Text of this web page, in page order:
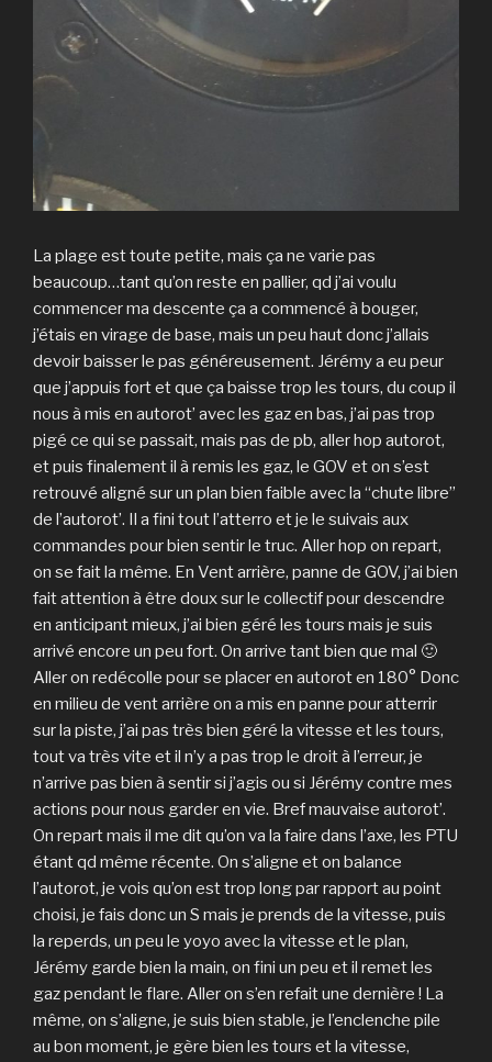
La plage est toute petite, mais ça ne varie pas
beaucoup…tant qu’on reste en pallier, qd j’ai voulu
commencer ma descente ça a commencé à bouger,
j’étais en virage de base, mais un peu haut donc j’allais
devoir baisser le pas généreusement. Jérémy a eu peur
que j’appuis fort et que ça baisse trop les tours, du coup il
nous à mis en autorot’ avec les gaz en bas, j’ai pas trop
pigé ce qui se passait, mais pas de pb, aller hop autorot,
et puis finalement il à remis les gaz, le GOV et on s’est
retrouvé aligné sur un plan bien faible avec la “chute libre”
de l’autorot’. Il a fini tout l’atterro et je le suivais aux
commandes pour bien sentir le truc. Aller hop on repart,
on se fait la même. En Vent arrière, panne de GOV, j’ai bien
fait attention à être doux sur le collectif pour descendre
en anticipant mieux, j’ai bien géré les tours mais je suis
arrivé encore un peu fort. On arrive tant bien que mal 🙂
Aller on redécolle pour se placer en autorot en 180° Donc
en milieu de vent arrière on a mis en panne pour atterrir
sur la piste, j’ai pas très bien géré la vitesse et les tours,
tout va très vite et il n’y a pas trop le droit à l’erreur, je
n’arrive pas bien à sentir si j’agis ou si Jérémy contre mes
actions pour nous garder en vie. Bref mauvaise autorot’.
On repart mais il me dit qu’on va la faire dans l’axe, les PTU
étant qd même récente. On s’aligne et on balance
l’autorot, je vois qu’on est trop long par rapport au point
choisi, je fais donc un S mais je prends de la vitesse, puis
la reperds, un peu le yoyo avec la vitesse et le plan,
Jérémy garde bien la main, on fini un peu et il remet les
gaz pendant le flare. Aller on s’en refait une dernière ! La
même, on s’aligne, je suis bien stable, je l’enclenche pile
au bon moment, je gère bien les tours et la vitesse,